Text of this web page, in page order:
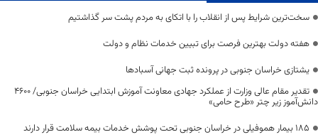
سخت‌ترین شرایط پس از انقلاب را با اتکای به مردم پشت سر گذاشتیم
هفته دولت بهترین فرصت برای تبیین خدمات نظام و دولت
یشتازی خراسان جنوبی در پرونده ثبت جهانی آسبادها
تقدیر مقام عالی وزارت از عملکرد جهادی معاونت آموزش ابتدایی خراسان جنوبی/ ۴۶۰۰
دانش‌آموز زیر چتر «طرح حامی»
۱۸۵ بیمار هموفیلی در خراسان جنوبی تحت پوشش خدمات بیمه سلامت قرار دارند